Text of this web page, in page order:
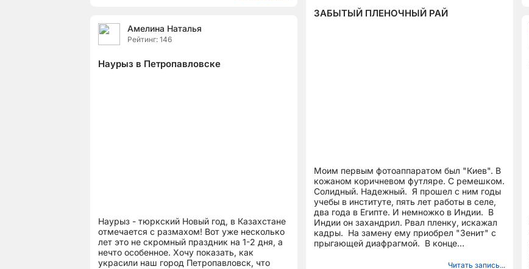
Амелина Наталья
Рейтинг: 146
Наурыз в Петропавловске
Наурыз - тюркский Новый год, в Казахстане
отмечается с размахом! Вот уже несколько
лет это не скромный праздник на 1-2 дня, а
нечто особенное. Хочу показать, как
украсили наш город Петропавловск, что
ЗАБЫТЫЙ ПЛЕНОЧНЫЙ РАЙ
Моим первым фотоаппаратом был "Киев". В
кожаном коричневом футляре. С ремешком.
Солидный. Надежный. Я прошел с ним годы
учебы в институте, пять лет работы в селе,
два года в Египте. И немножко в Индии. В
Индии он захандрил. Рвал пленку, искажал
кадры. На замену ему приобрел "Зенит" с
прыгающей диафрагмой. В конце
Читать запись...